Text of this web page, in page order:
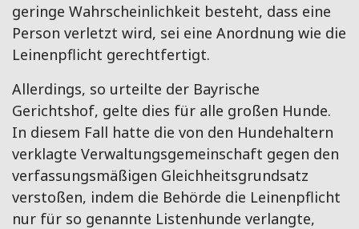
geringe Wahrscheinlichkeit besteht, dass eine
Person verletzt wird, sei eine Anordnung wie die
Leinenpflicht gerechtfertigt.
Allerdings, so urteilte der Bayrische
Gerichtshof, gelte dies für alle großen Hunde.
In diesem Fall hatte die von den Hundehaltern
verklagte Verwaltungsgemeinschaft gegen den
verfassungsmäßigen Gleichheitsgrundsatz
verstoßen, indem die Behörde die Leinenpflicht
nur für so genannte Listenhunde verlangte,